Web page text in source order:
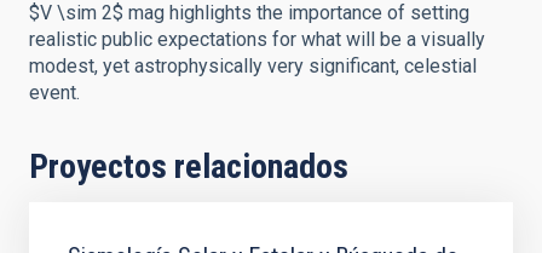
$V \sim 2$ mag highlights the importance of setting
realistic public expectations for what will be a visually
modest, yet astrophysically very significant, celestial
event.
Proyectos relacionados